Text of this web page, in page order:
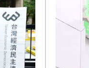
真不懂事
光 00:00
貢獻1打點
交易，